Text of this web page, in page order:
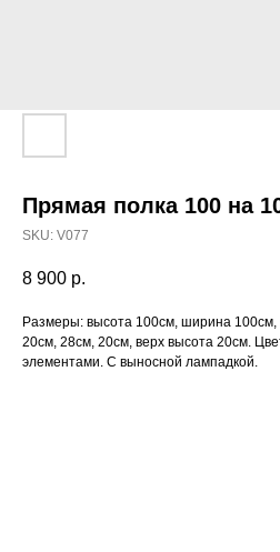
Прямая полка 100 на
SKU: V077
8 900 р.
Размеры: высота 100см, ширина 100см,
20см, 28см, 20см, верх высота 20см.
элементами. С выносной лампадкой.